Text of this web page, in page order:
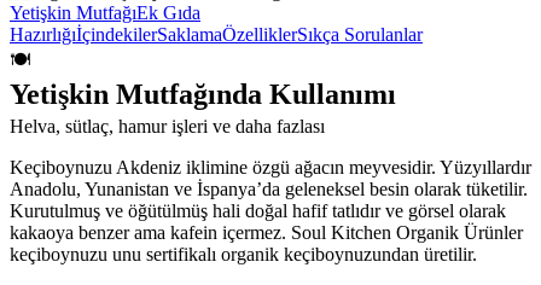
Yetişkin MutfağıEk Gıda
HazırlığıİçindekilerSaklamaÖzelliklerSıkça Sorulanlar
🍽️
Yetişkin Mutfağında Kullanımı
Helva, sütlaç, hamur işleri ve daha fazlası
Keçiboynuzu Akdeniz iklimine özgü ağacın meyvesidir. Yüzyıllardır
Anadolu, Yunanistan ve İspanya’da geleneksel besin olarak tüketilir.
Kurutulmuş ve öğütülmüş hali doğal hafif tatlıdır ve görsel olarak
kakaoya benzer ama kafein içermez. Soul Kitchen Organik Ürünler
keçiboynuzu unu sertifikalı organik keçiboynuzundan üretilir.